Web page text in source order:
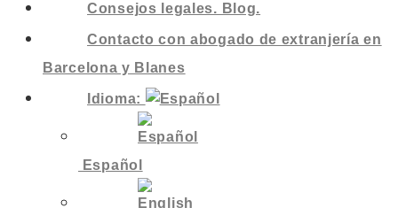
Consejos legales. Blog.
Contacto con abogado de extranjería en
Barcelona y Blanes
Idioma:
Español